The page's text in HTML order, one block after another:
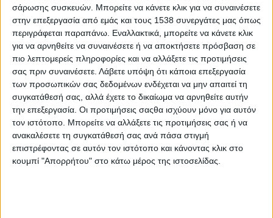
σάρωσης συσκευών. Μπορείτε να κάνετε κλικ για να συναινέσετε
στην επεξεργασία από εμάς και τους 1538 συνεργάτες μας όπως
περιγράφεται παραπάνω. Εναλλακτικά, μπορείτε να κάνετε κλικ
για να αρνηθείτε να συναινέσετε ή να αποκτήσετε πρόσβαση σε
πιο λεπτομερείς πληροφορίες και να αλλάξετε τις προτιμήσεις
σας πριν συναινέσετε. Λάβετε υπόψη ότι κάποια επεξεργασία
των προσωπικών σας δεδομένων ενδέχεται να μην απαιτεί τη
συγκατάθεσή σας, αλλά έχετε το δικαίωμα να αρνηθείτε αυτήν
την επεξεργασία. Οι προτιμήσεις σαςθα ισχύουν μόνο για αυτόν
τον ιστότοπο. Μπορείτε να αλλάξετε τις προτιμήσεις σας ή να
ανακαλέσετε τη συγκατάθεσή σας ανά πάσα στιγμή
επιστρέφοντας σε αυτόν τον ιστότοπο και κάνοντας κλικ στο
κουμπί "Απορρήτου" στο κάτω μέρος της ιστοσελίδας.
Το τραγούδι «Άτιμη Καρδιά» είναι ένα
χορευτικό δημοτικό σε καλαματιανό ρυθμό 7/8
Μπορείτε να κατεβάσετε το τραγούδι απο ΕΔΩ
Οι καλλιτέχνες και τα συγκροτήματα που θέλουν να το
παίξουν live μπορούν να κατεβάσουν την αρχική παρτιτούρα
αποΕΔΩ